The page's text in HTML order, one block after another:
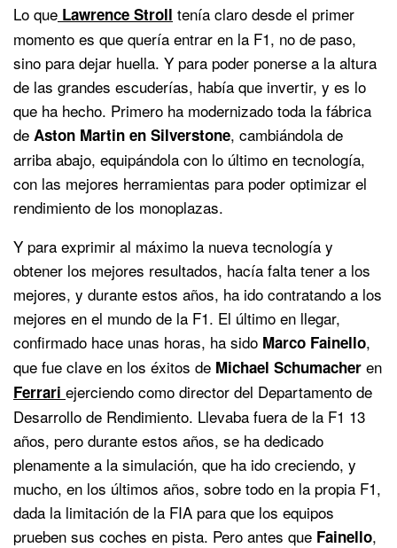
Lo que Lawrence Stroll tenía claro desde el primer
momento es que quería entrar en la F1, no de paso,
sino para dejar huella. Y para poder ponerse a la altura
de las grandes escuderías, había que invertir, y es lo
que ha hecho. Primero ha modernizado toda la fábrica
de Aston Martin en Silverstone, cambiándola de
arriba abajo, equipándola con lo último en tecnología,
con las mejores herramientas para poder optimizar el
rendimiento de los monoplazas.
Y para exprimir al máximo la nueva tecnología y
obtener los mejores resultados, hacía falta tener a los
mejores, y durante estos años, ha ido contratando a los
mejores en el mundo de la F1. El último en llegar,
confirmado hace unas horas, ha sido Marco Fainello,
que fue clave en los éxitos de Michael Schumacher en
Ferrari ejerciendo como director del Departamento de
Desarrollo de Rendimiento. Llevaba fuera de la F1 13
años, pero durante estos años, se ha dedicado
plenamente a la simulación, que ha ido creciendo, y
mucho, en los últimos años, sobre todo en la propia F1,
dada la limitación de la FIA para que los equipos
prueben sus coches en pista. Pero antes que Fainello,